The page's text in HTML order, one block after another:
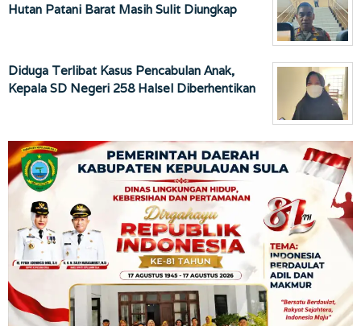
Hutan Patani Barat Masih Sulit Diungkap
Diduga Terlibat Kasus Pencabulan Anak,
Kepala SD Negeri 258 Halsel Diberhentikan